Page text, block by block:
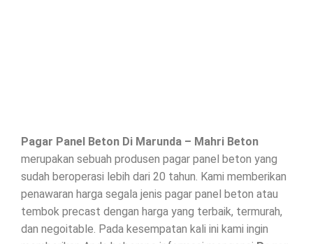
Pagar Panel Beton Di Marunda – Mahri Beton
merupakan sebuah produsen pagar panel beton yang
sudah beroperasi lebih dari 20 tahun. Kami memberikan
penawaran harga segala jenis pagar panel beton atau
tembok precast dengan harga yang terbaik, termurah,
dan negoitable. Pada kesempatan kali ini kami ingin